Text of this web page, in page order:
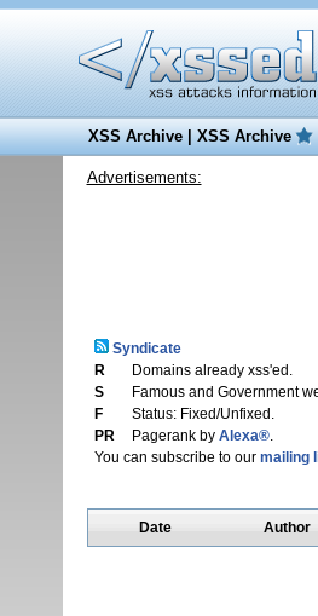
XSS Archive|XSS Archive
Advertisements:
Syndicate
R
Domains already xss'ed.
S
Famous and Government
F
Status: Fixed/Unfixed.
PR
Pagerank by Alexa®.
You can subscribe to our mailing
Date Author